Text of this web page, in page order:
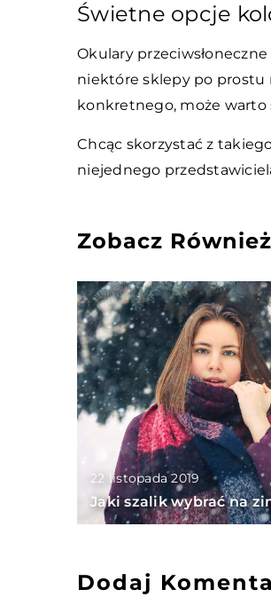
Świetne opcje
Okulary
niektóre sklepy po prostu
konkretnego, może warto
Chcąc skorzystać z
niejednego
Zobacz Również
22 listopada 2019
Jaki szalik wybrać na
Dodaj